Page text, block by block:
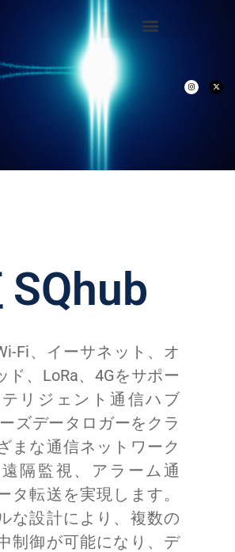
Fi、イーサネット、オ
ド、LoRa、4Gをサポー
リジェント通信ハブ
ズデータロガーをクラ
まな通信ネットワーク
隔監視、アラーム通
タ転送を実現します。
な設計により、複数の
制御が可能になり、デ